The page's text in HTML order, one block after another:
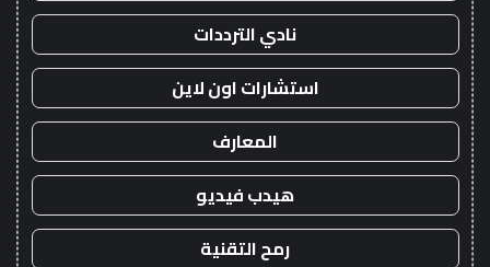
نادي الترددات
استشارات اون لاين
المعارف
هيدب فيديو
رمح التقنية